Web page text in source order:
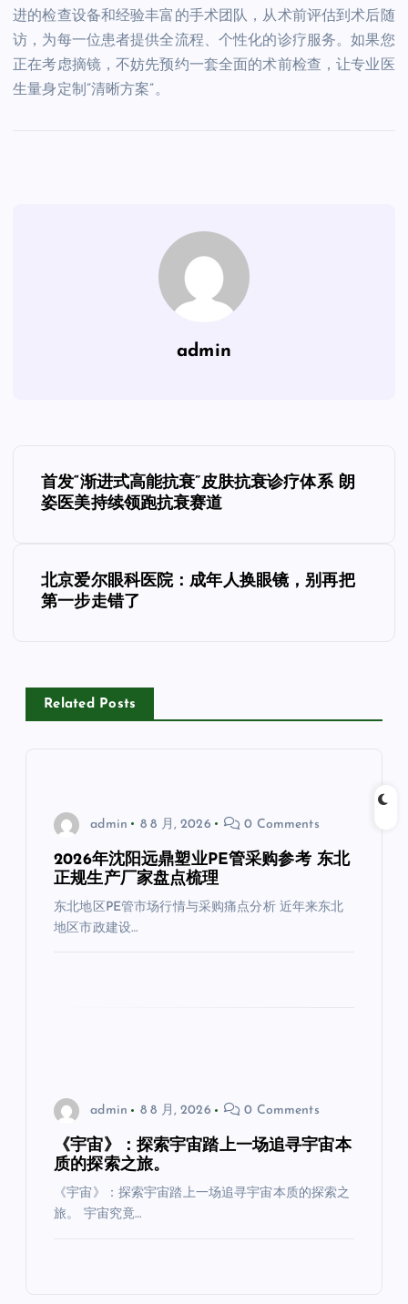
进的检查设备和经验丰富的手术团队，从术前评估到术后随
访，为每一位患者提供全流程、个性化的诊疗服务。如果您
正在考虑摘镜，不妨先预约一套全面的术前检查，让专业医
生量身定制”清晰方案”。
admin
文
章
航
首发“渐进式高能抗衰”皮肤抗衰诊疗体系 朗
姿医美持续领跑抗衰赛道
北京爱尔眼科医院：成年人换眼镜，别再把
第一步走错了
Related Posts
admin 8 8 月, 2026 0 Comments
2026年沈阳远鼎塑业PE管采购参考 东北
正规生产厂家盘点梳理
东北地区PE管市场行情与采购痛点分析 近年来东北
地区市政建设…
admin 8 8 月, 2026 0 Comments
《宇宙》：探索宇宙踏上一场追寻宇宙本
质的探索之旅。
《宇宙》：探索宇宙踏上一场追寻宇宙本质的探索之
旅。 宇宙究竟…